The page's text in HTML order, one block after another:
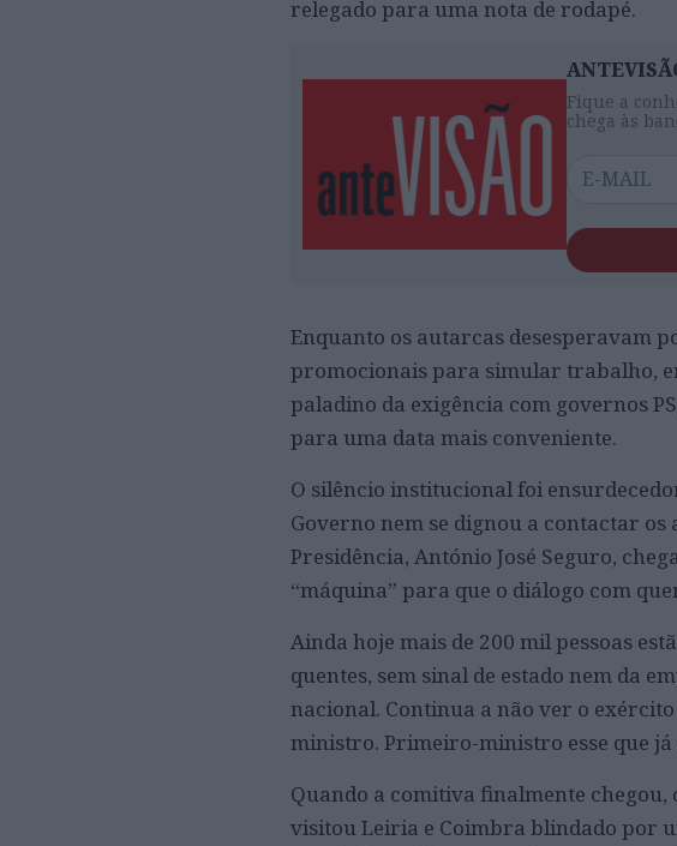
relegado para uma nota de rodapé.
Fique a
chega às
Enquanto os autarcas desesperavam
promocionais para simular trabalho,
paladino da exigência com governos
para uma data mais conveniente.
​O silêncio institucional foi
Governo nem se dignou a contactar
Presidência, António José Seguro,
“máquina” para que o diálogo com
Ainda hoje mais de 200 mil pessoas
quentes, sem sinal de estado nem da
nacional. Continua a não ver o
ministro. Primeiro-ministro esse que
​Quando a comitiva finalmente
visitou Leiria e Coimbra blindado por